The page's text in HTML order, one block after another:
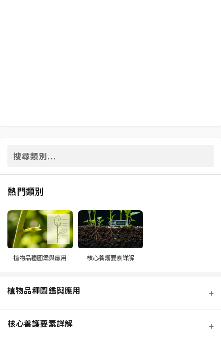
熱門類別
植物品種圖鑑與應用 核心養護要素詳解
植物品種圖鑑與應用 +
核心養護要素詳解 +